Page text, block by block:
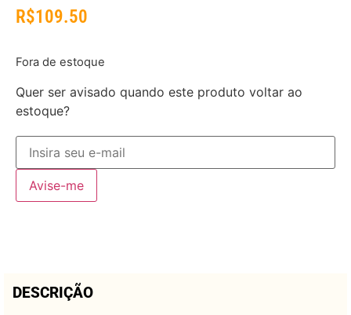
R$109.50
Fora de estoque
Quer ser avisado quando este produto voltar ao
estoque?
Avise-me
DESCRIÇÃO